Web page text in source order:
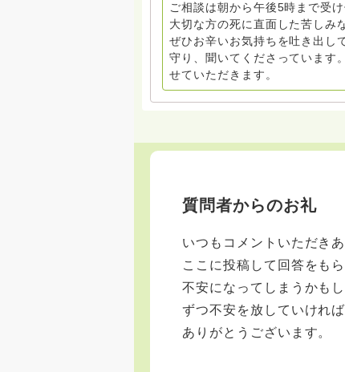
ご相談は朝から午後5時まで受
大切な方の死に直面した苦しみ
ぜひお辛いお気持ちを吐き出し
守り、聞いてくださっています
せていただきます。
質問者からのお礼
いつもコメントいただき
ここに投稿して回答をも
不安になってしまうかも
ずつ不安を放していけれ
ありがとうございます。